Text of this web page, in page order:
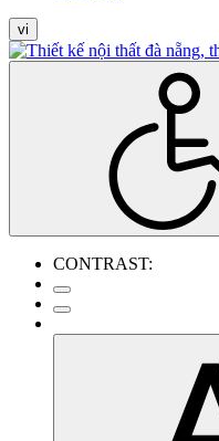
vi
CONTRAST: